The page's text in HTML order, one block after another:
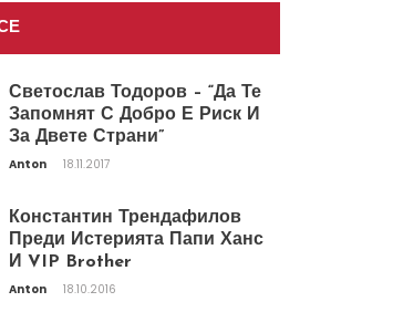
Светослав Тодоров – “Да Те
Запомнят С Добро Е Риск И
За Двете Страни”
Anton 18.11.2017
Константин Трендафилов
Преди Истерията Папи Ханс
И VIP Brother
Anton 18.10.2016